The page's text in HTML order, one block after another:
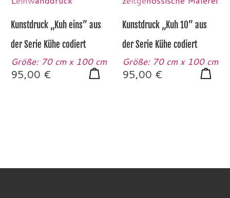
Kunstdruck „Kuh eins” aus
der Serie Kühe codiert
Größe: 70 cm x 100 cm
95,00 €
Kunstdruck „Kuh 10” aus
der Serie Kühe codiert
Größe: 70 cm x 100 cm
95,00 €